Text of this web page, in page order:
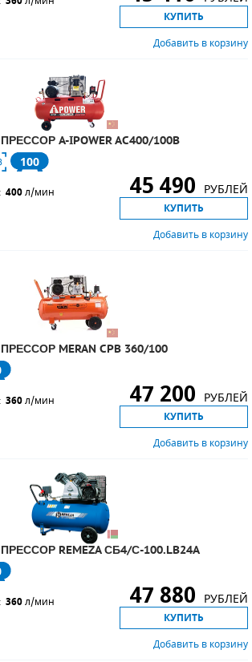
КУПИТЬ
Добавить в корзину
A-IPOWER AC400/100B
100
400л/мин 45 490 РУБЛЕЙ
КУПИТЬ
Добавить в корзину
MERAN CPB 360/100
360л/мин 47 200 РУБЛЕЙ
КУПИТЬ
Добавить в корзину
REMEZA СБ4/С-100.LB24A
360л/мин 47 880 РУБЛЕЙ
КУПИТЬ
Добавить в корзину